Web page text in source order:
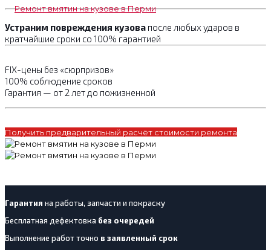
Устраним повреждения кузова после любых ударов в
кратчайшие сроки со 100% гарантией
FIX-цены без «сюрпризов»
100% соблюдение сроков
Гарантия — от 2 лет до пожизненной
Получить предварительный расчёт стоимости ремонта
Гарантия на работы, запчасти и покраску
Бесплатная дефектовка без очередей
Выполнение работ точно в заявленный срок